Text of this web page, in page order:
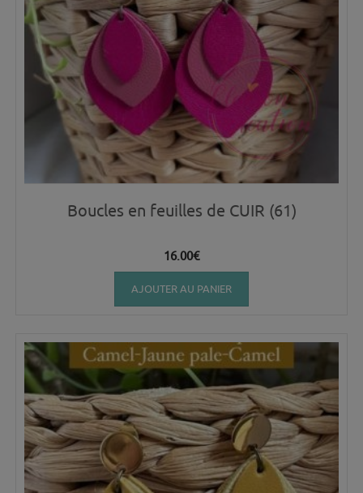
Boucles en feuilles de CUIR (61)
16.00€
AJOUTER AU PANIER